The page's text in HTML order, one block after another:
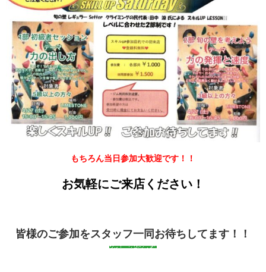
もちろん当日参加大歓迎です！！
お気軽にご来店ください！
皆様のご参加をスタッフ一同お待ちしてます！！